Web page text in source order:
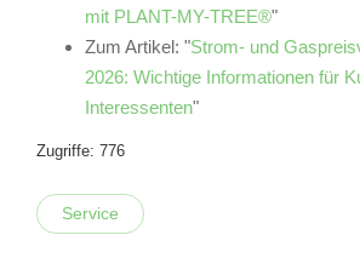
mit PLANT-MY-TREE®"
Zum Artikel: "Strom- und
2026: Wichtige Informationen für
Interessenten"
Zugriffe: 776
Service